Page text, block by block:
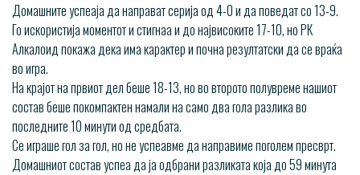
Домашните успеаја да направат серија од 4-0 и да поведат со 13-9.
Го искористија моментот и стигнаа и до највисоките 17-10, но РК
Алкалоид покажа дека има карактер и почна резултатски да се враќа
во игра.
На крајот на првиот дел беше 18-13, но во второто полувреме нашиот
состав беше покомпактен намали на само два гола разлика во
последните 10 минути од средбата.
Се играше гол за гол, но не успеавме да направиме поголем пресврт.
Домашниот состав успеа да ја одбрани разликата која до 59 минута